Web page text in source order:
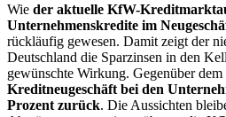
Wie der aktuelle KfW-
Unternehmenskredite im
rückläufig gewesen. Damit zeigt der
Deutschland die Sparzinsen in den
gewünschte Wirkung. Gegenüber
Kreditneugeschäft bei den
Prozent zurück. Die Aussichten